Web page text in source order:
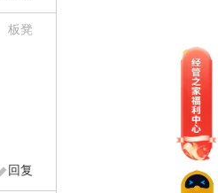
板凳
回复